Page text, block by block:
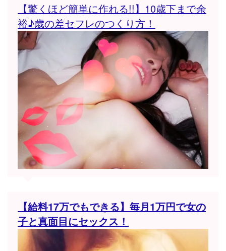
【驚くほど簡単に作れる!!】10歳下まで余
裕♪歳の差セフレのつくり方！
【給料17万でもできる】毎月1万円で女の
子と真面目にセックス！